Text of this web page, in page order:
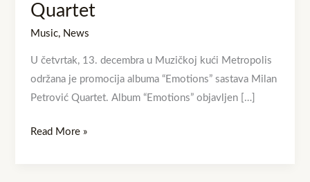
Quartet
Music, News
U četvrtak, 13. decembra u Muzičkoj kući Metropolis
održana je promocija albuma “Emotions” sastava Milan
Petrović Quartet. Album “Emotions” objavljen […]
Read More »